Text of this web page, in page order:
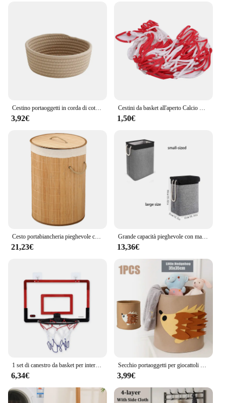
Cestino portaoggetti in corda di cotone intrecciato circolare portaoggetti da tavolo per giocattoli per bambini, cosmetici, snack, scatola portaoggetti per articoli vari
3,92€
Cestini da basket all'aperto Calcio Pallavolo Grande nylon Rosso + Borsa a rete intrecciata bianca Accessori sportivi
1,50€
Cesto portabiancheria pieghevole cesto della spesa cesto della spesa secchio portaoggetti per vestiti sporchi di grande capacità in bambù per cesto della biancheria domestica
21,23€
Grande capacità pieghevole con maniglie Casa Soggiorno Bagno Cesto portaoggetti per vestiti sporchi Cesto portabiancheria indipendente
13,36€
1 set di canestro da basket per interni per bambini, gioco divertente di sicurezza, canestro da basket per esercizi a casa per bambini
6,34€
Secchio portaoggetti per giocattoli per bambini Cestino portaoggetti per vestiti sporchi Cestino portaoggetti per vestiti carino Cestino portaoggetti per bambini Feltro portaoggetti per squalo leone
3,99€